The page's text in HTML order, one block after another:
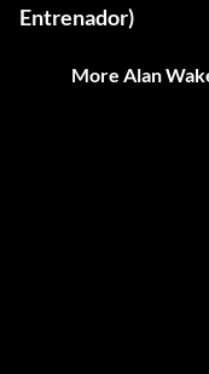
Entrenador)
More Alan